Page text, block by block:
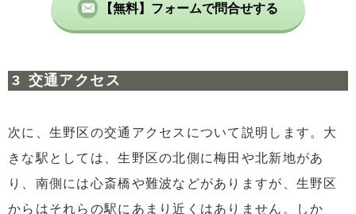
【無料】フォームで問合せする
交通アクセス
次に、生野区の交通アクセスについて説明します。大
きな駅としては、生野区の北側に梅田や北新地があ
り、南側には心斎橋や難波などがありますが、生野区
からはそれらの駅にあまり近くはありません。しか